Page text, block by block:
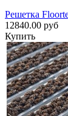
Решетка
12840.00 руб
Купить